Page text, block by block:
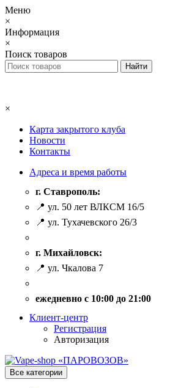
Меню
×
Информация
×
Поиск товаров
×
Карта закрытого клуба
Новости
Контакты
Адреса и время работы
г. Ставрополь:
📍 ул. 50 лет ВЛКСМ 16/5
📍 ул. Тухачевского 26/3
г. Михайловск:
📍 ул. Чкалова 7
ежедневно с 10:00 до 21:00
Клиент-центр
Регистрация
Авторизация
Все категории